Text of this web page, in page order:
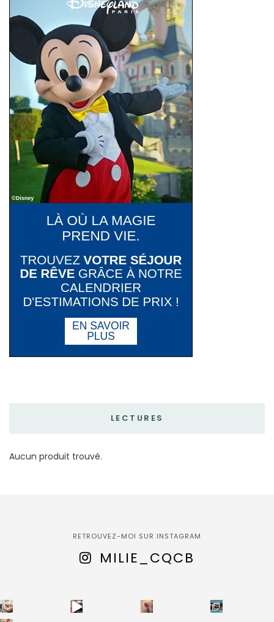
LECTURES
Aucun produit trouvé.
RETROUVEZ-MOI SUR INSTAGRAM
MILIE_CQCB